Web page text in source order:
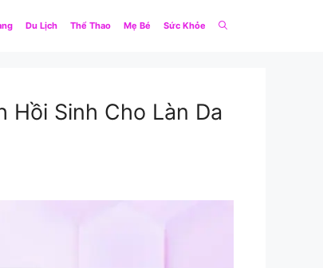
Du Lịch Thể Thao Mẹ Bé Sức Khỏe
Hồi Sinh Cho Làn Da